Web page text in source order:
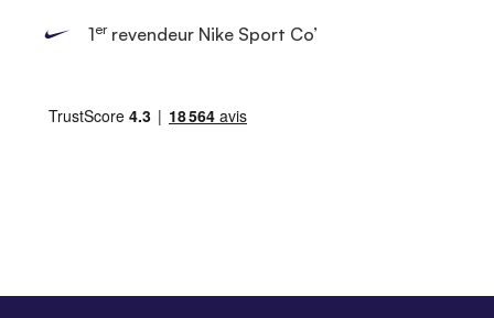
1errevendeur Nike Sport Co’